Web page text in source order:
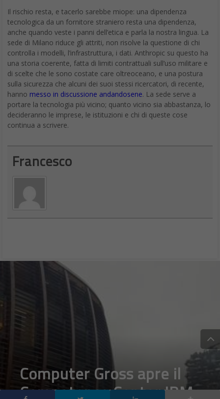
Il rischio resta, e tacerlo sarebbe miope: una dipendenza
tecnologica da un fornitore straniero resta una dipendenza,
anche quando veste i panni dell’etica e parla la nostra lingua. La
sede di Milano riduce gli attriti, non risolve la questione di chi
controlla i modelli, l’infrastruttura, i dati. Anthropic su questo ha
una storia coerente, fatta di limiti contrattuali sull’uso militare e
di scelte che le sono costate care oltreoceano, e una postura
sulla sicurezza che alcuni dei suoi stessi ricercatori, di recente,
hanno messo in discussione andandosene. La sede serve a
portare la tecnologia più vicino; quanto vicino sia abbastanza, lo
decideranno le imprese, le istituzioni e chi di queste cose
continua a scrivere.
Francesco
Computer Gross apre il
Competence Center IBM